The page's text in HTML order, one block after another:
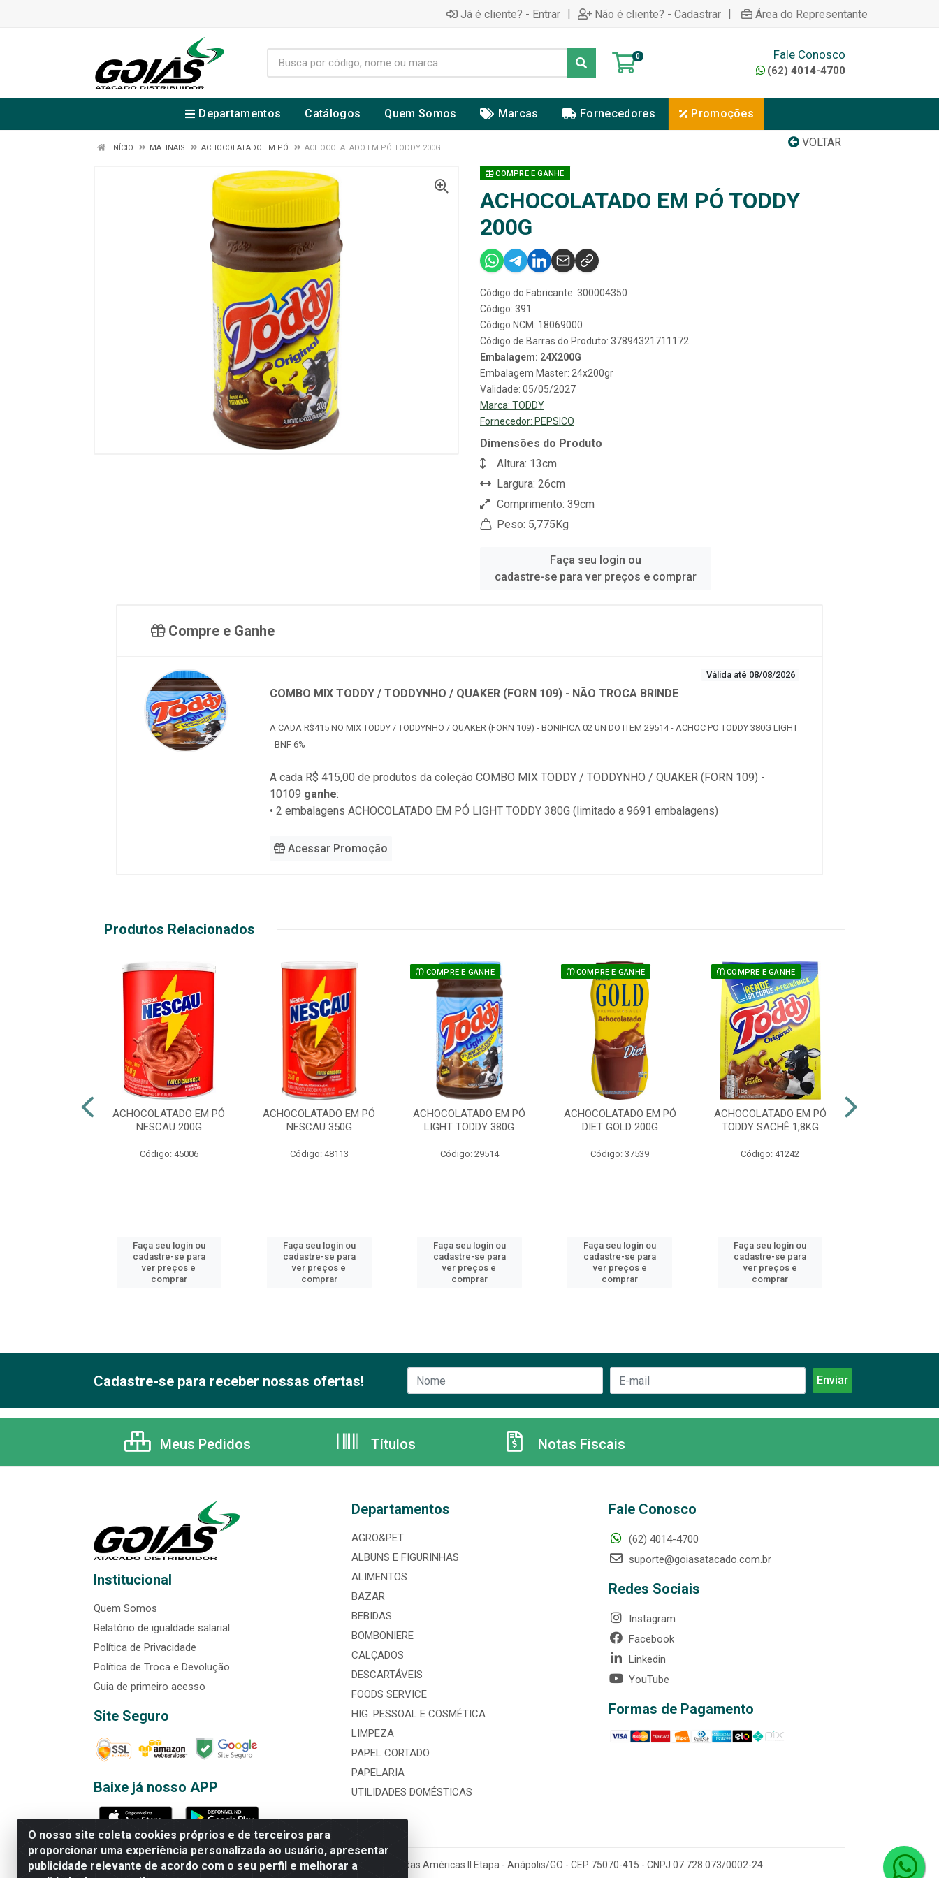
Já é cliente? - Entrar | Não é cliente? - Cadastrar | Área do Representante
0 Fale Conosco
(62) 4014-4700
Departamentos Catálogos Quem Somos Marcas Fornecedores Promoções
VOLTAR
INÍCIO MATINAIS ACHOCOLATADO EM PÓ ACHOCOLATADO EM PÓ TODDY 200G
COMPRE E GANHE
ACHOCOLATADO EM PÓ TODDY
200G
Código do Fabricante: 300004350
Código: 391
Código NCM: 18069000
Código de Barras do Produto: 37894321711172
Embalagem: 24X200G
Embalagem Master: 24x200gr
Validade: 05/05/2027
Marca: TODDY
Fornecedor: PEPSICO
Dimensões do Produto
Altura: 13cm
Largura: 26cm
Comprimento: 39cm
Peso: 5,775Kg
Faça seu login ou
cadastre-se para ver preços e comprar
Compre e Ganhe
Válida até 08/08/2026
COMBO MIX TODDY / TODDYNHO / QUAKER (FORN 109) - NÃO TROCA BRINDE
A CADA R$415 NO MIX TODDY / TODDYNHO / QUAKER (FORN 109) - BONIFICA 02 UN DO ITEM 29514 - ACHOC PO TODDY 380G LIGHT
- BNF 6%
A cada R$ 415,00 de produtos da coleçãoCOMBO MIX TODDY / TODDYNHO / QUAKER (FORN 109) -
10109 ganhe:
• 2 embalagens ACHOCOLATADO EM PÓ LIGHT TODDY 380G (limitado a 9691 embalagens)
Acessar Promoção
Produtos Relacionados
ACHOCOLATADO EM PÓ
NESCAU 200G
Código: 45006
Faça seu login ou
cadastre-se para
ver preços e
comprar
ACHOCOLATADO EM PÓ
NESCAU 350G
Código: 48113
Faça seu login ou
cadastre-se para
ver preços e
comprar
COMPRE E GANHE
ACHOCOLATADO EM PÓ
LIGHT TODDY 380G
Código: 29514
Faça seu login ou
cadastre-se para
ver preços e
comprar
COMPRE E GANHE
ACHOCOLATADO EM PÓ
DIET GOLD 200G
Código: 37539
Faça seu login ou
cadastre-se para
ver preços e
comprar
COMPRE E GANHE
ACHOCOLATADO EM PÓ
TODDY SACHÊ 1,8KG
Código: 41242
Faça seu login ou
cadastre-se para
ver preços e
comprar
O nosso site coleta cookies próprios e de terceiros para
proporcionar uma experiência personalizada ao usuário, apresentar
publicidade relevante de acordo com o seu perfil e melhorar a
Cadastre-se para receber nossas ofertas!
Meus Pedidos Títulos Notas Fiscais
Institucional
Quem Somos
Relatório de igualdade salarial
Política de Privacidade
Política de Troca e Devolução
Guia de primeiro acesso
Site Seguro
Baixe já nosso APP
Departamentos
AGRO&PET
ALBUNS E FIGURINHAS
ALIMENTOS
BAZAR
BEBIDAS
BOMBONIERE
CALÇADOS
DESCARTÁVEIS
FOODS SERVICE
HIG. PESSOAL E COSMÉTICA
LIMPEZA
PAPEL CORTADO
PAPELARIA
UTILIDADES DOMÉSTICAS
Fale Conosco
(62) 4014-4700
suporte@goiasatacado.com.br
Redes Sociais
Instagram
Facebook
Linkedin
YouTube
Formas de Pagamento
Rede Brasil - Avenida Universitária, nº 3860, Jardim das Américas II Etapa - Anápolis/GO - CEP 75070-415 - CNPJ 07.728.073/0002-24